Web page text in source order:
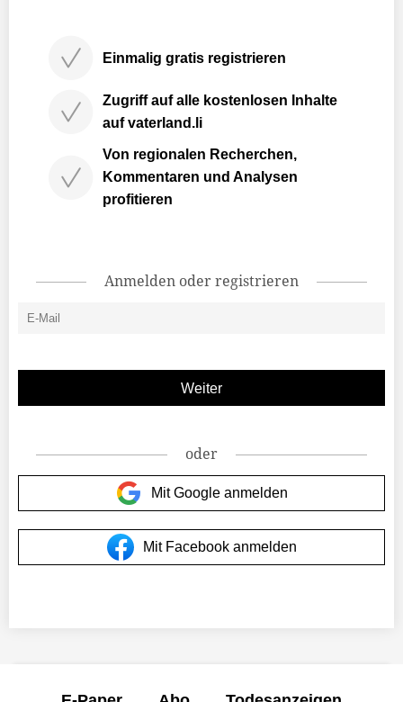
Einmalig gratis registrieren
Zugriff auf alle kostenlosen Inhalte
auf vaterland.li
Von regionalen Recherchen,
Kommentaren und Analysen
profitieren
Anmelden oder registrieren
oder
Mit Google anmelden
Mit Facebook anmelden